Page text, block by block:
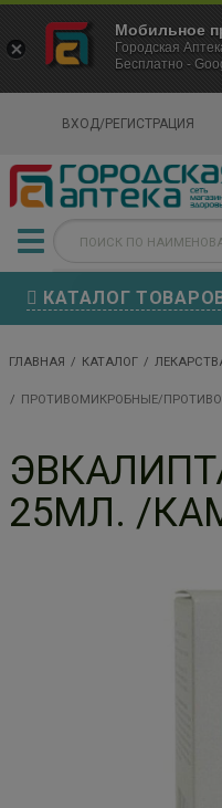
ВХОД/РЕГИСТРАЦИЯ
КАТАЛОГ
ГЛАВНАЯ КАТАЛОГ
ПРОТИВОМИКРОБНЫЕ/
25МЛ. /
×
Городская Аптека
- In Google Play
Мобильное
Городская
Бесплатно -